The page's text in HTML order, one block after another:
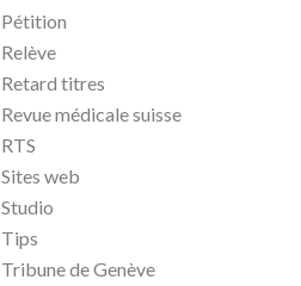
Pétition
Relève
Retard titres
Revue médicale suisse
RTS
Sites web
Studio
Tips
Tribune de Genève